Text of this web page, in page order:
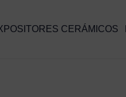
CERÁMICOS